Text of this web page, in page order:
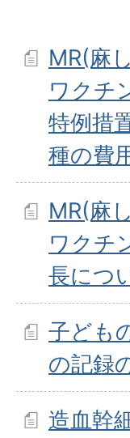
MR(麻
ワクチ
特例措
種の費
MR(麻
ワクチ
長につ
子ども
の記録
造血幹